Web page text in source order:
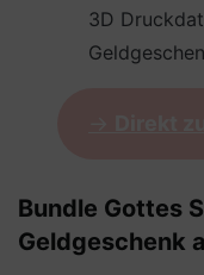
3D
Bundle Gottes
Geldgeschenk